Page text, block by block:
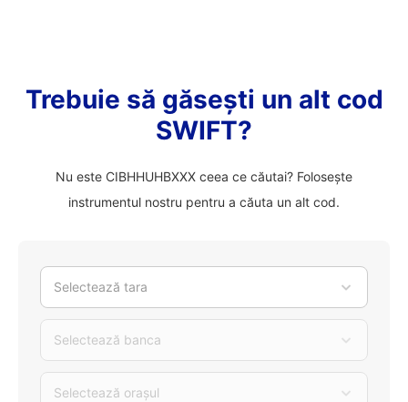
Trebuie să găsești un alt cod
SWIFT?
Nu este CIBHHUHBXXX ceea ce căutai? Folosește
instrumentul nostru pentru a căuta un alt cod.
Selectează tara
Selectează banca
Selectează orașul